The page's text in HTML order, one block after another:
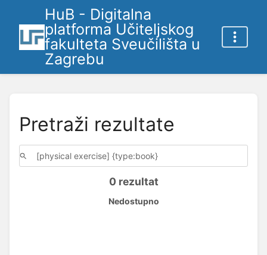
HuB - Digitalna
platforma Učiteljskog
fakulteta Sveučilišta u
Zagrebu
Pretraži rezultate
0 rezultat
Nedostupno